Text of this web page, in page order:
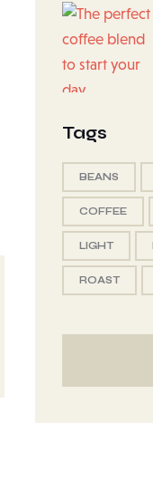
Tags
BEANS
COFFEE
LIGHT
ROAST